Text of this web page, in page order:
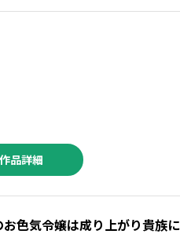
作品詳細
色気令嬢は成り上がり貴族